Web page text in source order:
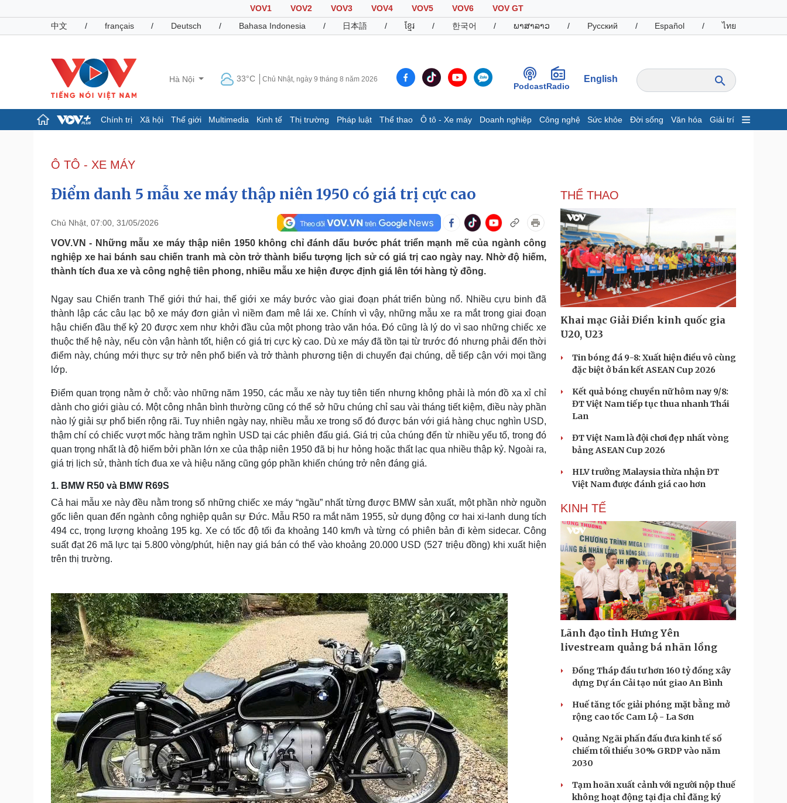
VOV1 VOV2 VOV3 VOV4 VOV5 VOV6
VOV GT
中文
/ français / Deutsch / Bahasa Indonesia / 日本語 / ខ្មែរ / 한국어 / ພາສາລາວ / Русский / Español / ไทย
Hà Nội 33°C Chủ Nhật, ngày 9 tháng 8 năm 2026
PodcastRadio
English
Chính trị Xã hội Thế giới Multimedia Kinh tế Thị trường Pháp luật Thể thao Ô tô - Xe máy Doanh nghiệp Công nghệ Sức khỏe Đời sống Văn hóa Giải trí
Đảng
Tổ chức nhân sự
Quốc hội
Nhận diện sự thật
Dấu ấn VOV
Infographic
Giá cà phê
Pháp luật
Vụ án
Tin nóng
Quân sự - Quốc phòng
Vũ khí
Việt Nam
Thể thao
Bóng đá
Lịch thi đấu bóng đá
eSports
Hậu trường
Ô tô - Xe máy
Ô tô
Xe máy
Doanh nghiệp
Thông tin doanh nghiệp
Doanh nghiệp 24h
Doanh nhân
Vì cộng đồng
Công nghệ
Sành điệu
Tin Công nghệ
Trải nghiệm
Chuyển đổi số
Sức khỏe
Dinh dưỡng - món ngon
Cây thuốc
Sản phụ khoa
Nam khoa
Làm đẹp - giảm cân
Phòng mạch online
Ăn sạch sống khỏe
Đời sống
Nhà đẹp
Blog
Văn hóa
Sân khấu - Điện ảnh
Văn học
Giải trí
Nghệ sĩ
Thời trang
Du lịch
Tư vấn
Săn Tour
Podcast
Đọc truyện đêm khuya
Cửa sổ tình yêu
Hạt giống tâm hồn
Cải chính
Ô TÔ - XE MÁY
Điểm danh 5 mẫu xe máy thập niên 1950 có giá trị cực cao
Chủ Nhật, 07:00, 31/05/2026
VOV.VN - Những mẫu xe máy thập niên 1950 không chỉ đánh dấu bước phát triển mạnh mẽ của ngành công
nghiệp xe hai bánh sau chiến tranh mà còn trở thành biểu tượng lịch sử có giá trị cao ngày nay. Nhờ độ hiếm,
thành tích đua xe và công nghệ tiên phong, nhiều mẫu xe hiện được định giá lên tới hàng tỷ đồng.
Ngay sau Chiến tranh Thế giới thứ hai, thế giới xe máy bước vào giai đoạn phát triển bùng nổ. Nhiều cựu binh đã
thành lập các câu lạc bộ xe máy đơn giản vì niềm đam mê lái xe. Chính vì vậy, những mẫu xe ra mắt trong giai đoạn
hậu chiến đầu thế kỷ 20 được xem như khởi đầu của một phong trào văn hóa. Đó cũng là lý do vì sao những chiếc xe
thuộc thế hệ này, nếu còn vận hành tốt, hiện có giá trị cực kỳ cao. Dù xe máy đã tồn tại từ trước đó nhưng phải đến thời
điểm này, chúng mới thực sự trở nên phổ biến và trở thành phương tiện di chuyển đại chúng, dễ tiếp cận với mọi tầng
lớp.
Điểm quan trọng nằm ở chỗ: vào những năm 1950, các mẫu xe này tuy tiên tiến nhưng không phải là món đồ xa xỉ chỉ
dành cho giới giàu có. Một công nhân bình thường cũng có thể sở hữu chúng chỉ sau vài tháng tiết kiệm, điều này phần
nào lý giải sự phổ biến rộng rãi. Tuy nhiên ngày nay, nhiều mẫu xe trong số đó được bán với giá hàng chục nghìn USD,
thậm chí có chiếc vượt mốc hàng trăm nghìn USD tại các phiên đấu giá. Giá trị của chúng đến từ nhiều yếu tố, trong đó
quan trọng nhất là độ hiếm bởi phần lớn xe của thập niên 1950 đã bị hư hỏng hoặc thất lạc qua nhiều thập kỷ. Ngoài ra,
giá trị lịch sử, thành tích đua xe và hiệu năng cũng góp phần khiến chúng trở nên đáng giá.
1. BMW R50 và BMW R69S
Cả hai mẫu xe này đều nằm trong số những chiếc xe máy “ngầu” nhất từng được BMW sản xuất, một phần nhờ nguồn
gốc liên quan đến ngành công nghiệp quân sự Đức. Mẫu R50 ra mắt năm 1955, sử dụng động cơ hai xi-lanh dung tích
494 cc, trọng lượng khoảng 195 kg. Xe có tốc độ tối đa khoảng 140 km/h và từng có phiên bản đi kèm sidecar. Công
suất đạt 26 mã lực tại 5.800 vòng/phút, hiện nay giá bán có thể vào khoảng 20.000 USD (527 triệu đồng) khi xuất hiện
trên thị trường.
THỂ THAO
Khai mạc Giải Điền kinh quốc gia
U20, U23
Tin bóng đá 9-8: Xuất hiện điều vô cùng
đặc biệt ở bán kết ASEAN Cup 2026
Kết quả bóng chuyền nữ hôm nay 9/8:
ĐT Việt Nam tiếp tục thua nhanh Thái
Lan
ĐT Việt Nam là đội chơi đẹp nhất vòng
bảng ASEAN Cup 2026
HLV trưởng Malaysia thừa nhận ĐT
Việt Nam được đánh giá cao hơn
KINH TẾ
Lãnh đạo tỉnh Hưng Yên
livestream quảng bá nhãn lồng
Đồng Tháp đầu tư hơn 160 tỷ đồng xây
dựng Dự án Cải tạo nút giao An Bình
Huế tăng tốc giải phóng mặt bằng mở
rộng cao tốc Cam Lộ - La Sơn
Quảng Ngãi phấn đấu đưa kinh tế số
chiếm tối thiểu 30% GRDP vào năm
2030
Tạm hoãn xuất cảnh với người nộp thuế
không hoạt động tại địa chỉ đăng ký